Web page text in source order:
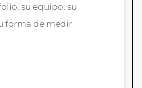
su equipo, su
forma de medir